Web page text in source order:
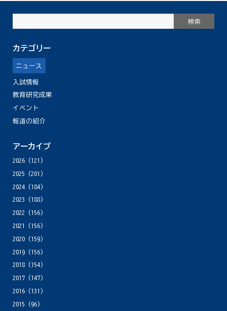
カテゴリー
ニュース
入試情報
教育研究成果
イベント
報道の紹介
アーカイブ
2026(121)
2025 (201)
2024(184)
2023 (188)
2022 (156)
2021
(156)
2020(159)
2019(156)
2018(154)
2017(147)
2016(131)
2015 (96)